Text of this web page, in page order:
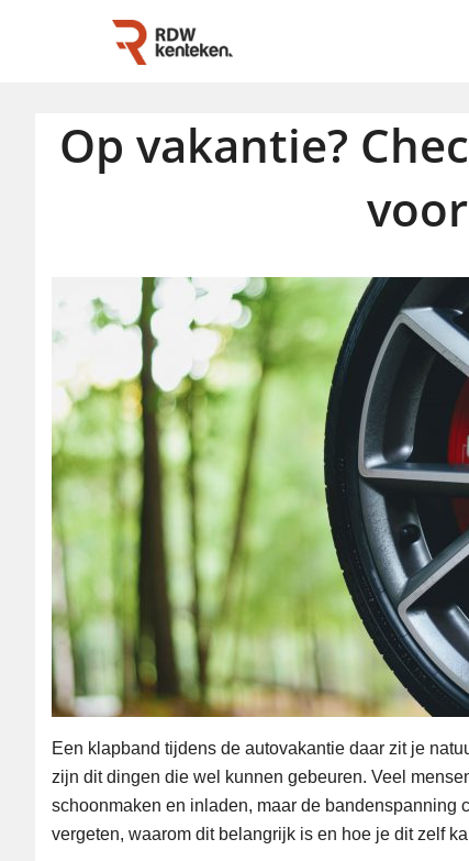
Op vakantie?
Een klapband tijdens de autovakantie daar zit je
zijn dit dingen die wel kunnen gebeuren. Veel
schoonmaken en inladen, maar de bandenspanning
vergeten, waarom dit belangrijk is en hoe je dit zelf